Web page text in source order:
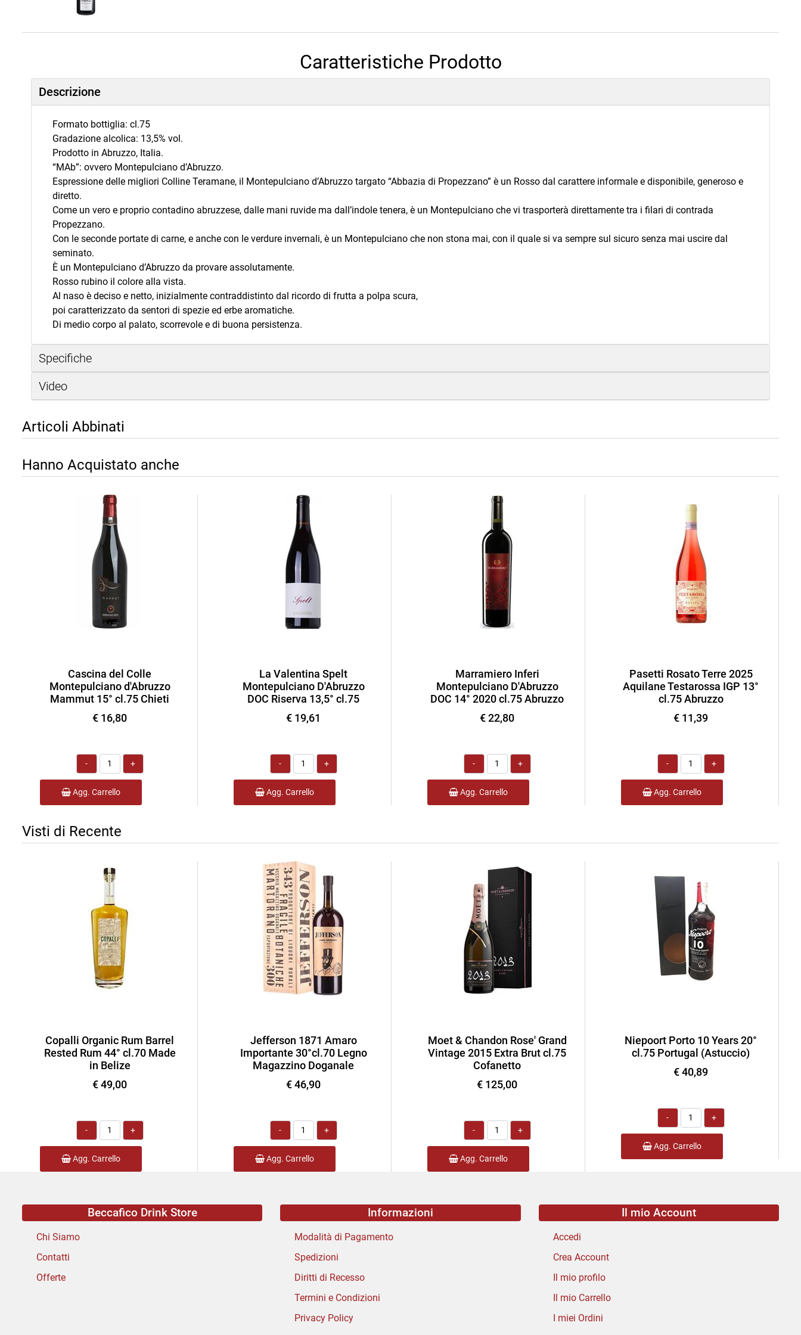
Caratteristiche Prodotto
Descrizione
Formato bottiglia: cl.75
Gradazione alcolica: 13,5% vol.
Prodotto in Abruzzo, Italia.
“MAb”: ovvero Montepulciano d’Abruzzo.
Espressione delle migliori Colline Teramane, il Montepulciano d’Abruzzo targato “Abbazia di Propezzano” è un Rosso dal carattere informale e disponibile, generoso e
diretto.
Come un vero e proprio contadino abruzzese, dalle mani ruvide ma dall’indole tenera, è un Montepulciano che vi trasporterà direttamente tra i filari di contrada
Propezzano.
Con le seconde portate di carne, e anche con le verdure invernali, è un Montepulciano che non stona mai, con il quale si va sempre sul sicuro senza mai uscire dal
seminato.
È un Montepulciano d’Abruzzo da provare assolutamente.
Rosso rubino il colore alla vista.
Al naso è deciso e netto, inizialmente contraddistinto dal ricordo di frutta a polpa scura,
poi caratterizzato da sentori di spezie ed erbe aromatiche.
Di medio corpo al palato, scorrevole e di buona persistenza.
Specifiche
Video
Articoli Abbinati
Hanno Acquistato anche
Cascina del Colle
Montepulciano d'Abruzzo
Mammut 15° cl.75 Chieti
€ 16,80
Quantità
Agg. Carrello
La Valentina Spelt
Montepulciano D'Abruzzo
DOC Riserva 13,5° cl.75
€ 19,61
Quantità
Agg. Carrello
Marramiero Inferi
Montepulciano D'Abruzzo
DOC 14° 2020 cl.75 Abruzzo
€ 22,80
Quantità
Agg. Carrello
Pasetti Rosato Terre 2025
Aquilane Testarossa IGP 13°
cl.75 Abruzzo
€ 11,39
Quantità
Agg. Carrello
Visti di Recente
Copalli Organic Rum Barrel
Rested Rum 44° cl.70 Made
in Belize
€ 49,00
Quantità
Agg. Carrello
Jefferson 1871 Amaro
Importante 30°cl.70 Legno
Magazzino Doganale
€ 46,90
Quantità
Agg. Carrello
Moet & Chandon Rose' Grand
Vintage 2015 Extra Brut cl.75
Cofanetto
€ 125,00
Quantità
Agg. Carrello
Niepoort Porto 10 Years 20°
cl.75 Portugal (Astuccio)
€ 40,89
Quantità
Agg. Carrello
Beccafico Drink Store
Chi Siamo
Contatti
Offerte
Informazioni
Modalità di Pagamento
Spedizioni
Diritti di Recesso
Termini e Condizioni
Privacy Policy
Il mio Account
Accedi
Crea Account
Il mio profilo
Il mio Carrello
I miei Ordini